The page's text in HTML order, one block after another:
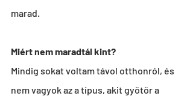
marad.
Miért nem maradtál kint?
Mindig sokat voltam távol otthonról, és
nem vagyok az a típus, akit gyötör a